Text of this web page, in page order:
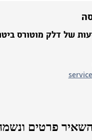
של דלק מוטורס
פרטים